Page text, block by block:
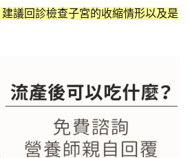
議回診檢查子宮的收縮情形以及是